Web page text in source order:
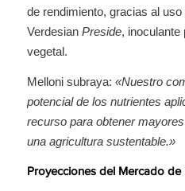
de rendimiento, gracias al
Verdesian Preside, inoculante
vegetal.
Melloni subraya: «Nuestro
potencial de los nutrientes
recurso para obtener
una agricultura sustentable.»
Proyecciones del Mercado de